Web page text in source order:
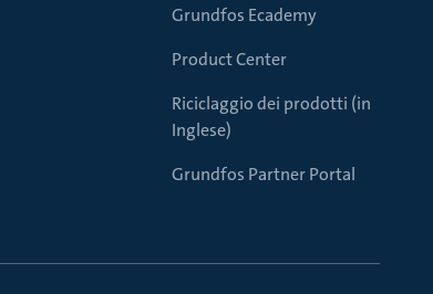
Grundfos Ecademy
Product Center
Riciclaggio dei prodotti (in
Inglese)
Grundfos Partner Portal